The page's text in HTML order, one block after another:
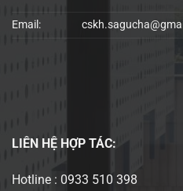
Email:
LIÊN HỆ HỢP TÁC:
Hotline : 0933 510 398